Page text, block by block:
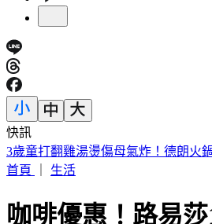
快訊
注意！淡江大橋首納入漢光演習「
首頁
生活
咖啡優惠！路易